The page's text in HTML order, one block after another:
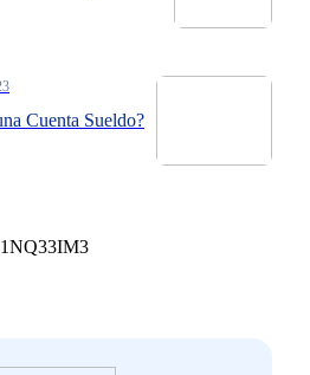
Cuenta Sueldo?